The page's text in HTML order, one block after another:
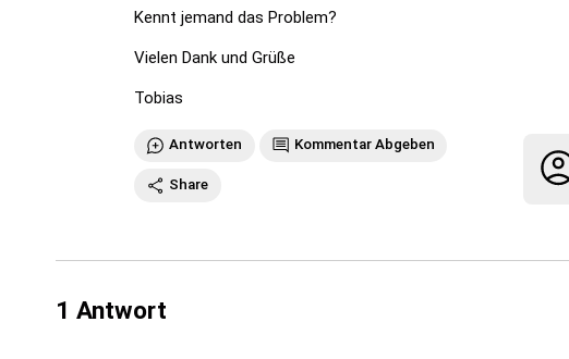
Kennt jemand das Problem?
Vielen Dank und Grüße
Tobias
Antworten Kommentar Abgeben
Share
1 Antwort